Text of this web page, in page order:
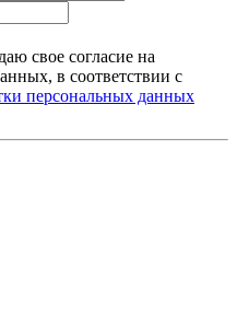
свое согласие на
в соответствии с
персональных данных